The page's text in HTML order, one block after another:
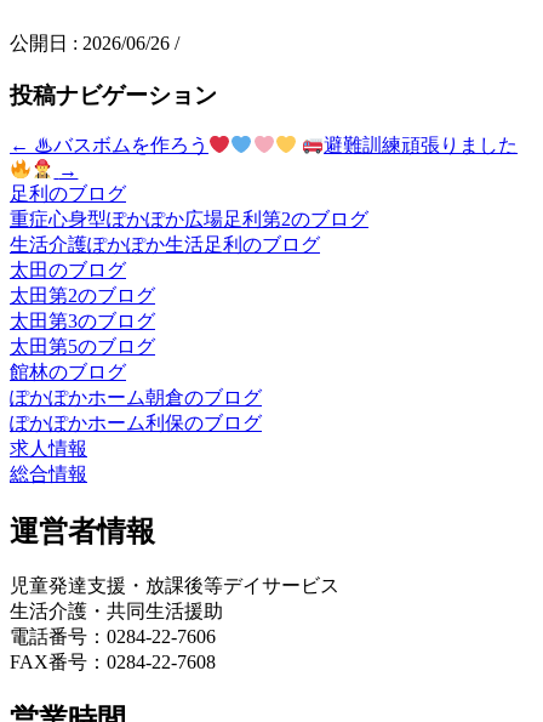
公開日 : 2026/06/26 /
投稿ナビゲーション
← ♨バスボムを作ろう
避難訓練頑張りました
→
足利のブログ
重症心身型ぽかぽか広場足利第2のブログ
生活介護ぽかぽか生活足利のブログ
太田のブログ
太田第2のブログ
太田第3のブログ
太田第5のブログ
館林のブログ
ぽかぽかホーム朝倉のブログ
ぽかぽかホーム利保のブログ
求人情報
総合情報
運営者情報
児童発達支援・放課後等デイサービス
生活介護・共同生活援助
電話番号：0284-22-7606
FAX番号：0284-22-7608